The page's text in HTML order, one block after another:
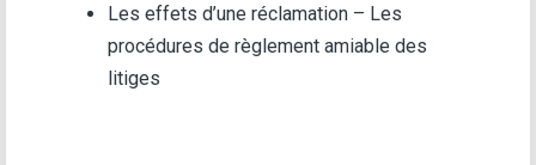
Les effets d’une réclamation – Les
procédures de règlement amiable des
litiges